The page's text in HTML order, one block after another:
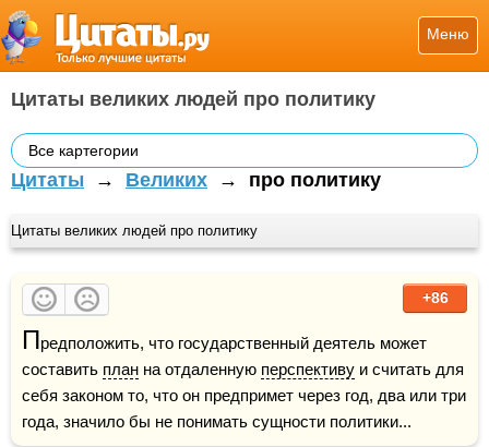
Меню
Цитаты великих людей про политику
Все картегории
Цитаты → Великих → про политику
Цитаты великих людей про политику
+86
Предположить, что государственный деятель может
составить план на отдаленную перспективу и считать для
себя законом то, что он предпримет через год, два или три
года, значило бы не понимать сущности политики...